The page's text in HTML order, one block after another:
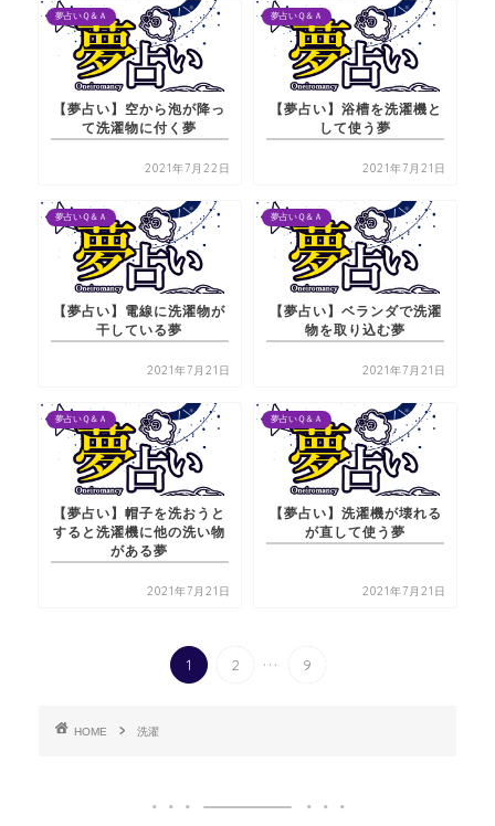
夢占いＱ＆Ａ
【夢占い】空から泡が降っ
て洗濯物に付く夢
2021年7月22日
夢占いＱ＆Ａ
【夢占い】浴槽を洗濯機と
して使う夢
2021年7月21日
夢占いＱ＆Ａ
【夢占い】電線に洗濯物が
干している夢
2021年7月21日
夢占いＱ＆Ａ
【夢占い】ベランダで洗濯
物を取り込む夢
2021年7月21日
夢占いＱ＆Ａ
【夢占い】帽子を洗おうと
すると洗濯機に他の洗い物
がある夢
2021年7月21日
夢占いＱ＆Ａ
【夢占い】洗濯機が壊れる
が直して使う夢
2021年7月21日
1 2 ... 9
HOME 洗濯